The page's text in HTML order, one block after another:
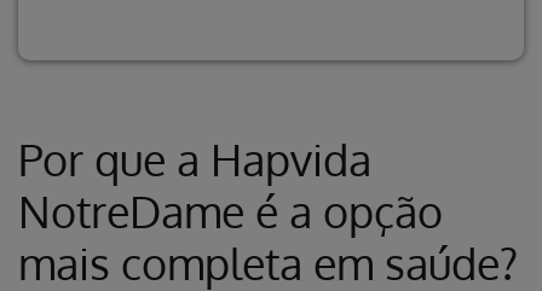
Por que a Hapvida
NotreDame é a opção
mais completa em saúde?